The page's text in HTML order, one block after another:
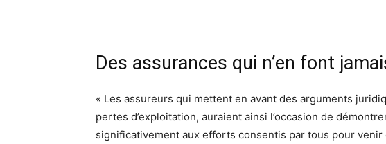
Des assurances qui n’en font
« Les assureurs qui mettent en avant des arguments
pertes d’exploitation, auraient ainsi l’occasion de
significativement aux efforts consentis par tous pour